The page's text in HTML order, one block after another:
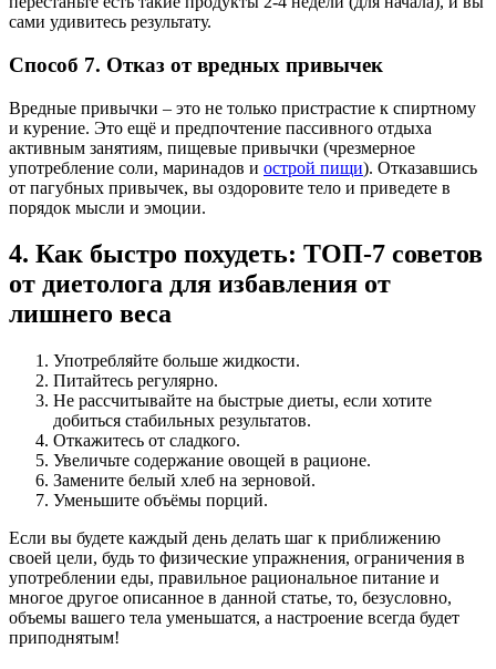
сами удивитесь результату.
Способ 7. Отказ от вредных привычек
Вредные привычки – это не только пристрастие к спиртному
и курение. Это ещё и предпочтение пассивного отдыха
активным занятиям, пищевые привычки (чрезмерное
употребление соли, маринадов и острой пищи). Отказавшись
от пагубных привычек, вы оздоровите тело и приведете в
порядок мысли и эмоции.
4. Как быстро похудеть: ТОП-7 советов
от диетолога для избавления от
лишнего веса
Употребляйте больше жидкости.
Питайтесь регулярно.
Не рассчитывайте на быстрые диеты, если хотите
добиться стабильных результатов.
Откажитесь от сладкого.
Увеличьте содержание овощей в рационе.
Замените белый хлеб на зерновой.
Уменьшите объёмы порций.
Если вы будете каждый день делать шаг к приближению
своей цели, будь то физические упражнения, ограничения в
употреблении еды, правильное рациональное питание и
многое другое описанное в данной статье, то, безусловно,
объемы вашего тела уменьшатся, а настроение всегда будет
приподнятым!